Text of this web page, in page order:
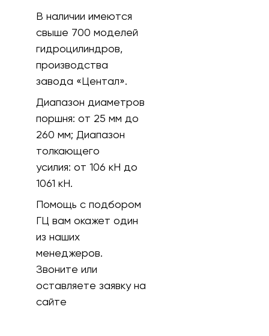
В наличии имеются
свыше 700 моделей
гидроцилиндров,
производства
завода «Центал».
Диапазон диаметров
поршня:от 25 мм до
260 мм; Диапазон
толкающего
усилия:от 106 кH до
1061 кН.
Помощь с подбором
ГЦ вам окажет один
из наших
менеджеров.
Звоните или
оставляете заявку на
сайте